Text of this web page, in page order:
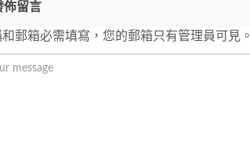
佈留言
和郵箱必需填寫，您的郵箱只有管理員可見。